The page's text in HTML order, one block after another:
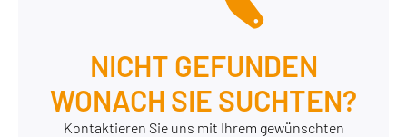
NICHT GEFUNDEN
WONACH SIE SUCHTEN?
Kontaktieren Sie uns mit Ihrem gewünschten